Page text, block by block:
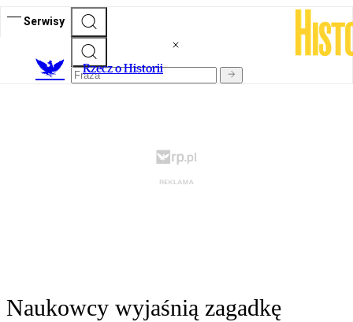
Serwisy
Rzecz o Historii
Naukowcy wyjaśnią zagadkę